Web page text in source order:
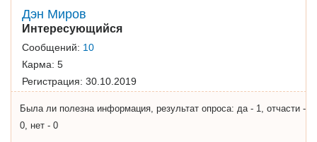
Дэн Миров
Интересующийся
Сообщений: 10
Карма: 5
Регистрация: 30.10.2019
Была ли полезна информация, результат опроса: да - 1, отчасти -
0, нет - 0